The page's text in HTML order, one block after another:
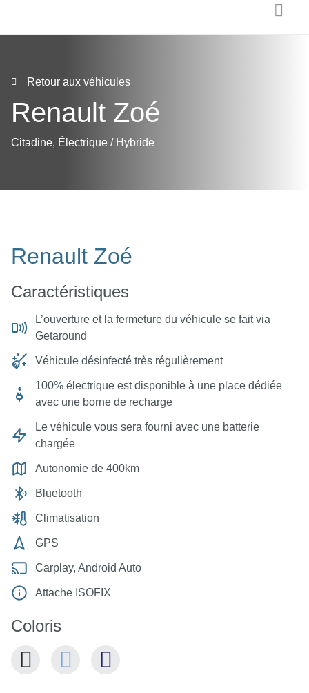
Retour aux véhicules
Renault Zoé
Citadine, Électrique / Hybride
Renault Zoé
Caractéristiques
L’ouverture et la fermeture du véhicule se fait via
Getaround
Véhicule désinfecté très régulièrement
100% électrique est disponible à une place dédiée
avec une borne de recharge
Le véhicule vous sera fourni avec une batterie
chargée
Autonomie de 400km
Bluetooth
Climatisation
GPS
Carplay, Android Auto
Attache ISOFIX
Coloris